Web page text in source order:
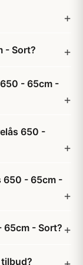
- Sort?
- 65cm -
650 -
650 - 65cm -
65cm - Sort?